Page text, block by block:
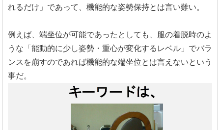
れるだけ」であって、機能的な姿勢保持とは言い難い。
例えば、端坐位が可能であったとしても、服の着脱時のよ
うな「能動的に少し姿勢・重心が変化するレベル」でバラ
ンスを崩すのであれば機能的な端坐位とは言えないという
事だ。